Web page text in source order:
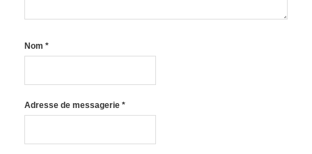
Nom *
Adresse de messagerie *